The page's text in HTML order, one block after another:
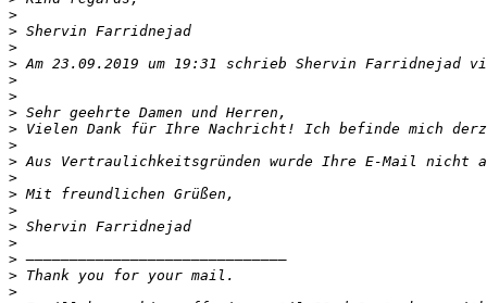
>
>
>
> Am 23.09.2019 um 19:31 schrieb Shervin Farridnejad via
>
>
>
>
>
>
>
>
>
>
>
>
>
>